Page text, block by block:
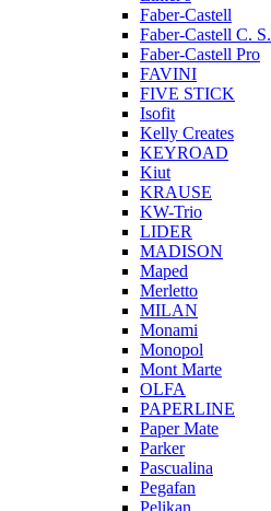
Faber-Castell
Faber-Castell C. S.
Faber-Castell Pro
FAVINI
FIVE STICK
Isofit
Kelly Creates
KEYROAD
Kiut
KRAUSE
KW-Trio
LIDER
MADISON
Maped
Merletto
MILAN
Monami
Monopol
Mont Marte
OLFA
PAPERLINE
Paper Mate
Parker
Pascualina
Pegafan
Pelikan